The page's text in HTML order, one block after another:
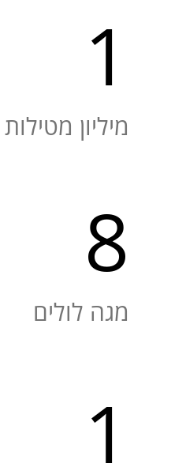
1
מיליון מטילות
8
מגה לולים
1